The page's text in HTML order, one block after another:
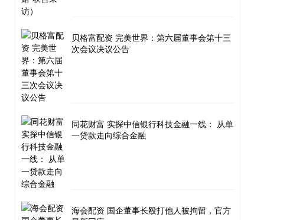
贝格富配资 完美世界：第六届董事会第十三
次会议决议公告
同花财富 实探中信银行科技金融一线： 从单
一贷款走向综合金融
海会配资 国企董事长殴打他人被拘留，官方